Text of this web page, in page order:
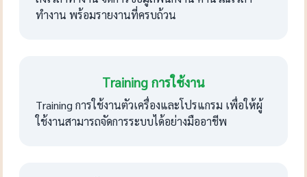
ทำงาน พร้อมรายงานที่ครบถ้วน
Training การใช้งาน
Training การใช้งานตัวเครื่องและโปรแกรม เพื่อให้ผู้
ใช้งานสามารถจัดการระบบได้อย่างมืออาชีพ